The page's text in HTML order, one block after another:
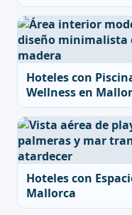
Hoteles con
Wellness en
Hoteles con
Mallorca